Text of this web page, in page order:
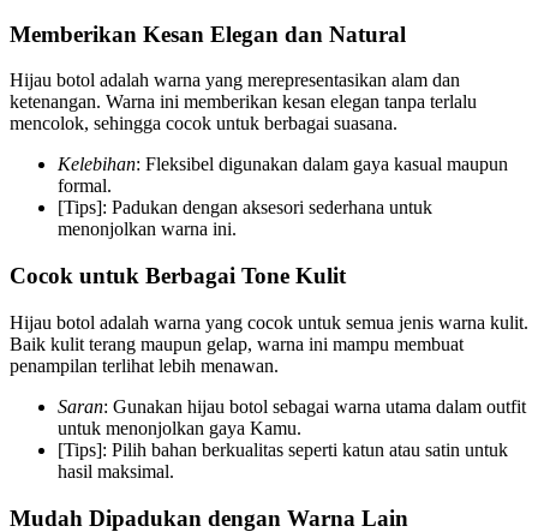
Memberikan Kesan Elegan dan Natural
Hijau botol adalah warna yang merepresentasikan alam dan
ketenangan. Warna ini memberikan kesan elegan tanpa terlalu
mencolok, sehingga cocok untuk berbagai suasana.
Kelebihan: Fleksibel digunakan dalam gaya kasual maupun
formal.
[Tips]: Padukan dengan aksesori sederhana untuk
menonjolkan warna ini.
Cocok untuk Berbagai Tone Kulit
Hijau botol adalah warna yang cocok untuk semua jenis warna kulit.
Baik kulit terang maupun gelap, warna ini mampu membuat
penampilan terlihat lebih menawan.
Saran: Gunakan hijau botol sebagai warna utama dalam outfit
untuk menonjolkan gaya Kamu.
[Tips]: Pilih bahan berkualitas seperti katun atau satin untuk
hasil maksimal.
Mudah Dipadukan dengan Warna Lain